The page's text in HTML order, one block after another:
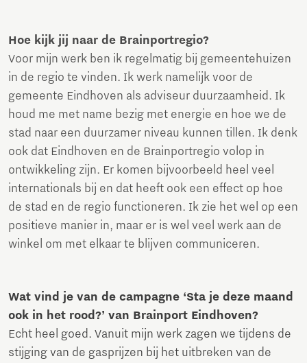
Hoe kijk jij naar de Brainportregio?
Voor mijn werk ben ik regelmatig bij gemeentehuizen
in de regio te vinden. Ik werk namelijk voor de
gemeente Eindhoven als adviseur duurzaamheid. Ik
houd me met name bezig met energie en hoe we de
stad naar een duurzamer niveau kunnen tillen. Ik denk
ook dat Eindhoven en de Brainportregio volop in
ontwikkeling zijn. Er komen bijvoorbeeld heel veel
internationals bij en dat heeft ook een effect op hoe
de stad en de regio functioneren. Ik zie het wel op een
positieve manier in, maar er is wel veel werk aan de
winkel om met elkaar te blijven communiceren.
Wat vind je van de campagne ‘Sta je deze maand
ook in het rood?’ van Brainport Eindhoven?
Echt heel goed. Vanuit mijn werk zagen we tijdens de
stijging van de gasprijzen bij het uitbreken van de